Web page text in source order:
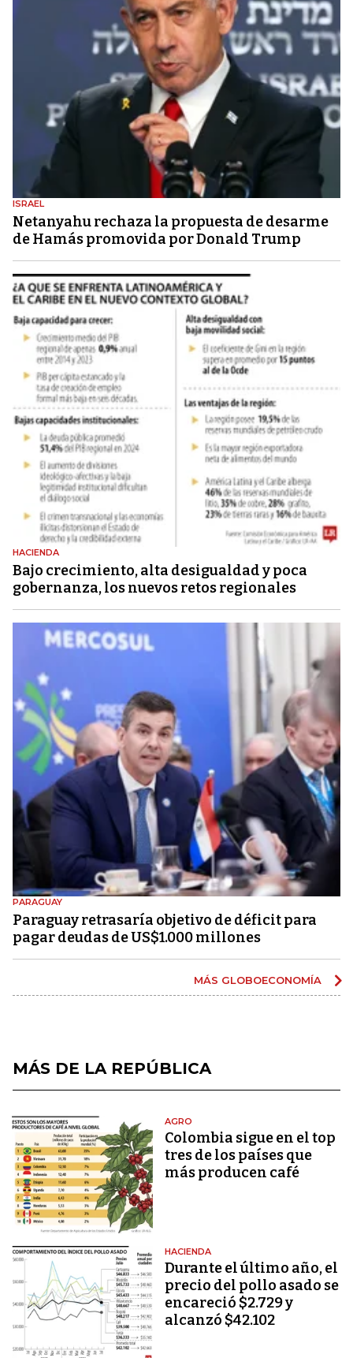
ISRAEL
Netanyahu rechaza la propuesta de desarme
de Hamás promovida por Donald Trump
HACIENDA
Bajo crecimiento, alta desigualdad y poca
gobernanza, los nuevos retos regionales
PARAGUAY
Paraguay retrasaría objetivo de déficit para
pagar deudas de US$1.000 millones
MÁS GLOBOECONOMÍA
MÁS DE LA REPÚBLICA
AGRO
Colombia sigue en el top
tres de los países que
más producen café
HACIENDA
Durante el último año, el
precio del pollo asado se
encareció $2.729 y
alcanzó $42.102